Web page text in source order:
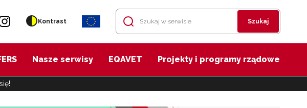
Kontrast Szukaj
Nasze serwisy EQAVET Projekty i programy rządowe